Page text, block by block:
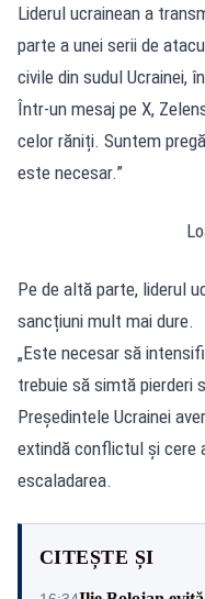
Liderul ucrainean a
parte a unei serii de
civile din sudul Ucrainei,
Într-un mesaj pe X,
celor răniți. Suntem
este necesar.”
Pe de altă parte, liderul
sancțiuni mult mai dure.
„Este necesar să
trebuie să simtă pierderi
Președintele Ucrainei
extindă conflictul și cere
escaladarea.
CITEȘTE ȘI